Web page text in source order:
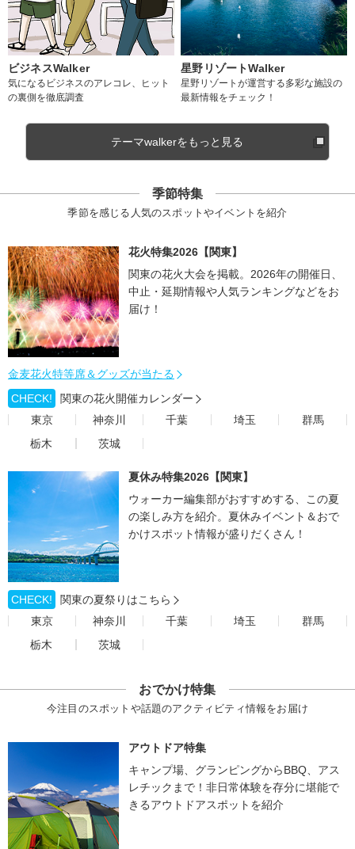
ビジネスWalker
気になるビジネスのアレコレ、ヒット
の裏側を徹底調査
星野リゾートWalker
星野リゾートが運営する多彩な施設の
最新情報をチェック！
テーマwalkerをもっと見る
季節特集
季節を感じる人気のスポットやイベントを紹介
花火特集2026【関東】
関東の花火大会を掲載。2026年の開催日、
中止・延期情報や人気ランキングなどをお
届け！
金麦花火特等席＆グッズが当たる
CHECK!
関東の花火開催カレンダー
東京
神奈川 千葉 埼玉
群馬
栃木
茨城
夏休み特集2026【関東】
ウォーカー編集部がおすすめする、この夏
の楽しみ方を紹介。夏休みイベント＆おで
かけスポット情報が盛りだくさん！
CHECK!
関東の夏祭りはこちら
東京
神奈川 千葉 埼玉
群馬
栃木
茨城
おでかけ特集
今注目のスポットや話題のアクティビティ情報をお届け
アウトドア特集
キャンプ場、グランピングからBBQ、アス
レチックまで！非日常体験を存分に堪能で
きるアウトドアスポットを紹介